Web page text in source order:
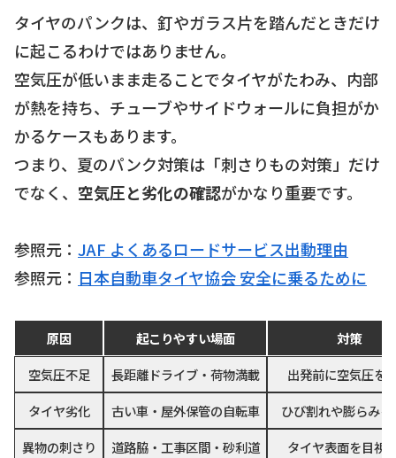
タイヤのパンクは、釘やガラス片を踏んだときだけ
に起こるわけではありません。
空気圧が低いまま走ることでタイヤがたわみ、内部
が熱を持ち、チューブやサイドウォールに負担がか
かるケースもあります。
つまり、夏のパンク対策は「刺さりもの対策」だけ
でなく、 空気圧と劣化の確認がかなり重要です。
参照元： JAF よくあるロードサービス出動理由
参照元： 日本自動車タイヤ協会 安全に乗るために
原因 起こりやすい場面
対策
空気圧不足
長距離ドライブ・荷物満載
出発前に空気圧を
タイヤ劣化
古い車・屋外保管の自転車
ひび割れや膨らみを
異物の刺さり
道路脇・工事区間・砂利道
タイヤ表面を目視